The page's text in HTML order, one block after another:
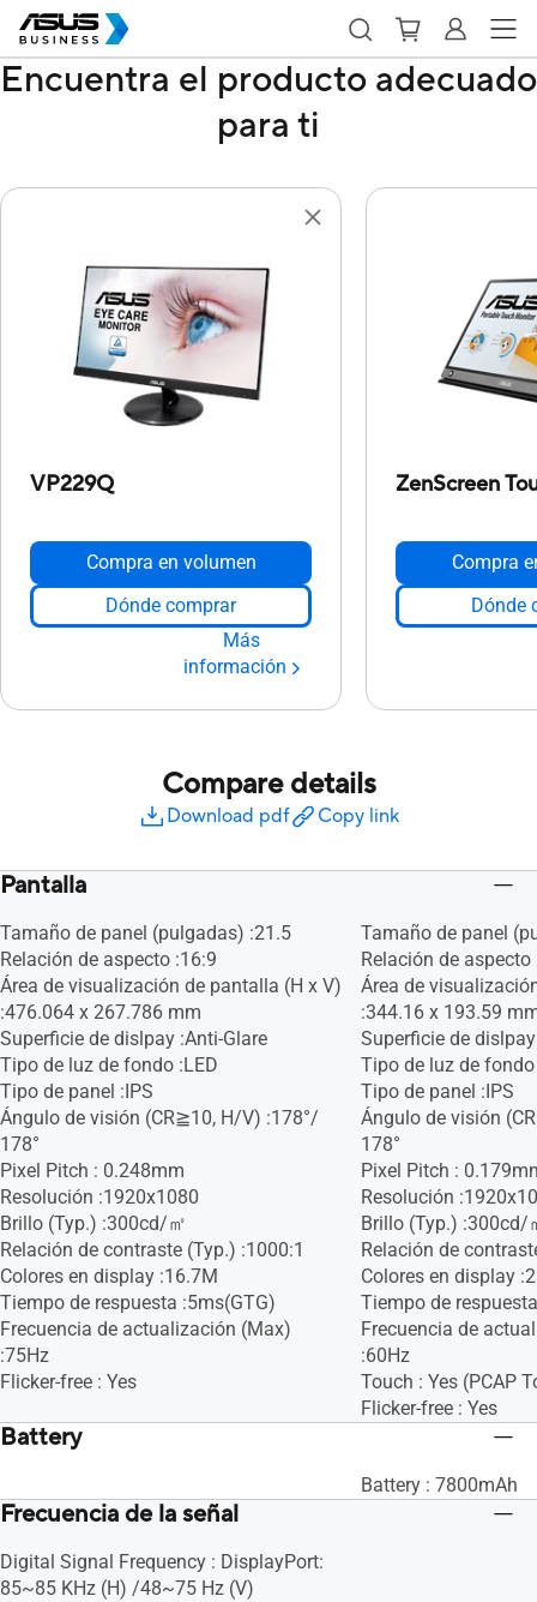
Encuentra el producto adecuado
para ti
VP229Q
Compra en volumen
Dónde comprar
Más
información
ZenScreen
Compra
Dónde
Compare details
Download pdf Copy link
Pantalla
Tamaño de panel (pulgadas) :21.5
Relación de aspecto :16:9
Área de visualización de pantalla (H x V)
:476.064 x 267.786 mm
Superficie de dislpay :Anti-Glare
Tipo de luz de fondo :LED
Tipo de panel :IPS
Ángulo de visión (CR≧10, H/V) :178°/
178°
Pixel Pitch : 0.248mm
Resolución :1920x1080
Brillo (Typ.) :300cd/㎡
Relación de contraste (Typ.) :1000:1
Colores en display :16.7M
Tiempo de respuesta :5ms(GTG)
Frecuencia de actualización (Max)
:75Hz
Flicker-free : Yes
Tamaño de panel
Relación de aspecto
Área de
:344.16 x 193.59
Superficie de
Tipo de luz de fondo
Tipo de panel :IPS
Ángulo de visión
178°
Pixel Pitch :
Resolución
Brillo (Typ.) :300cd/
Relación de
Colores en display
Tiempo de
Frecuencia de
:60Hz
Touch : Yes (PCAP
Flicker-free : Yes
Battery
Battery : 7800mAh
Frecuencia de la señal
Digital Signal Frequency : DisplayPort:
85~85 KHz (H) /48~75 Hz (V)